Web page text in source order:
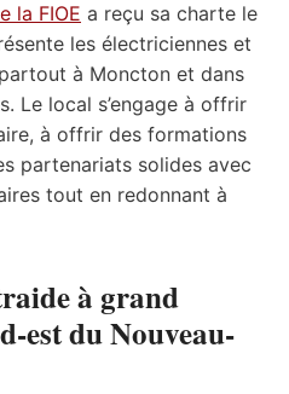
la FIOE a reçu sa charte le
les électriciennes et
à Moncton et dans
Le local s’engage à offrir
à offrir des formations
partenariats solides avec
tout en redonnant à
à grand
est du Nouveau-